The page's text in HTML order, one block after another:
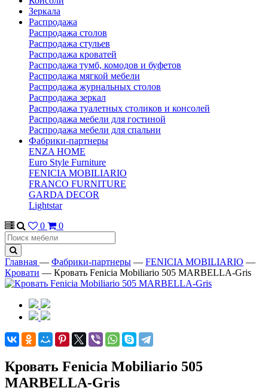
Зеркала
Распродажа
Распродажа столов
Распродажа стульев
Распродажа кроватей
Распродажа тумб, комодов и буфетов
Распродажа мягкой мебели
Распродажа журнальных столов
Распродажа зеркал
Распродажа туалетных столиков и консолей
Распродажа мебели для гостиной
Распродажа мебели для спальни
Фабрики-партнеры
ENZA HOME
Euro Style Furniture
FENICIA MOBILIARIO
FRANCO FURNITURE
GARDA DECOR
Lightstar
0
0
Главная — Фабрики-партнеры — FENICIA MOBILIARIO —
Кровати — Кровать Fenicia Mobiliario 505 MARBELLA-Gris
Кровать Fenicia Mobiliario 505
MARBELLA-Gris